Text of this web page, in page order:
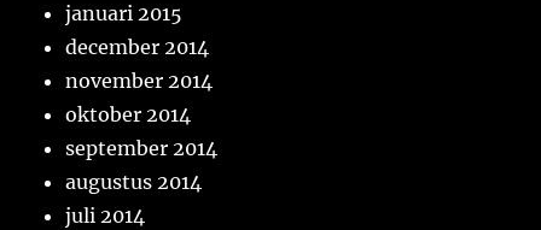
januari 2015
december 2014
november 2014
oktober 2014
september 2014
augustus 2014
juli 2014